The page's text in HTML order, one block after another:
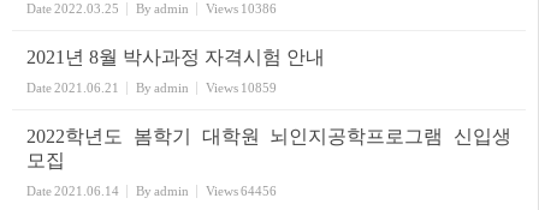
Date2022.03.25 By admin Views 10386
2021년 8월 박사과정 자격시험 안내
Date2021.06.21 By admin Views 10859
2022학년도 봄학기 대학원 뇌인지공학프로그램 신입생
모집
Date2021.06.14 By admin Views64456